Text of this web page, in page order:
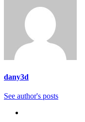
dany3d
See author's posts